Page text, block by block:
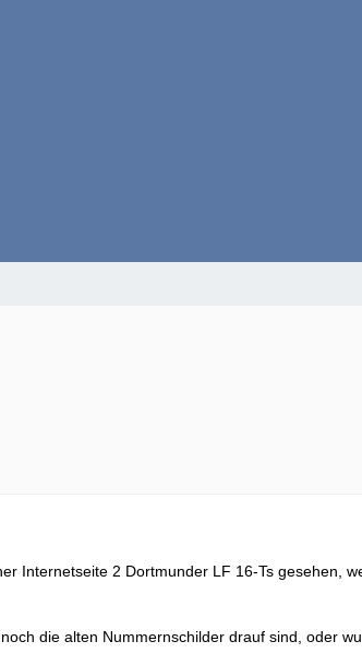
Internetseite 2 Dortmunder LF 16-Ts gesehen,
die alten Nummernschilder drauf sind, oder